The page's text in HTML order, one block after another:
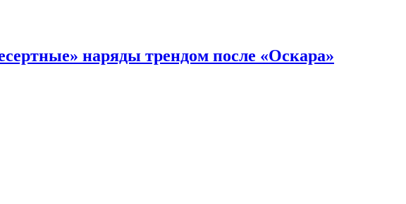
наряды трендом после «Оскара»